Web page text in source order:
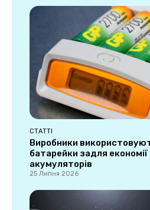
СТАТТІ
Виробники
батарейки задля економії
акумуляторів
25 Липня 2026